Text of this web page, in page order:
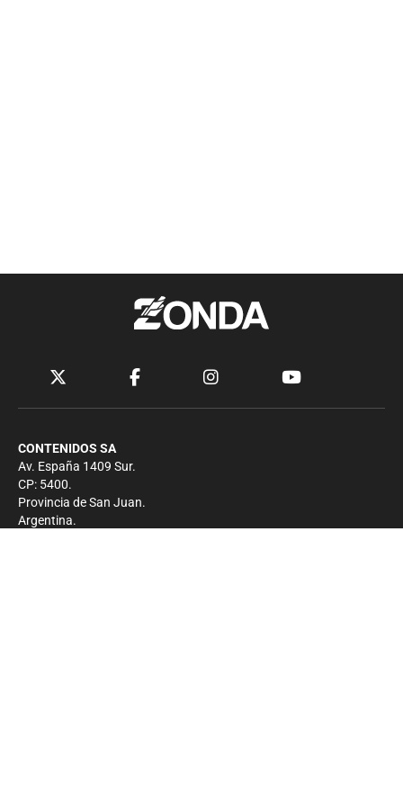
CONTENIDOS SA
Av. España 1409 Sur.
CP: 5400.
Provincia de San Juan.
Argentina.